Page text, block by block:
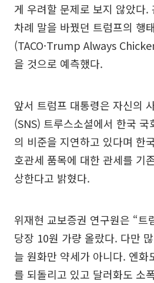
게 우려할 문제로 보지 않았다.
차례 말을 바꿨던 트럼프의 행
(TACO·Trump Always
을 것으로 예측했다.
앞서 트럼프 대통령은 자신의
(SNS) 트루스소셜에서 한국
의 비준을 지연하고 있다며 한
호관세 품목에 대한 관세를 기
상한다고 밝혔다.
위재현 교보증권 연구원은 “트
당장 10원 가량 올랐다. 다만
늘 원화만 약세가 아니다. 엔화
를 되돌리고 있고 달러화도 소